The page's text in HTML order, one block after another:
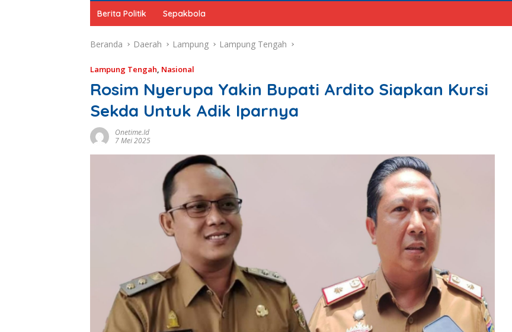
Berita Politik Sepakbola
Beranda Daerah Lampung Lampung Tengah
Lampung Tengah Nasional
Rosim Nyerupa Yakin Bupati Ardito Siapkan Kursi
Sekda Untuk Adik Iparnya
Onetime.id
7 Mei 2025